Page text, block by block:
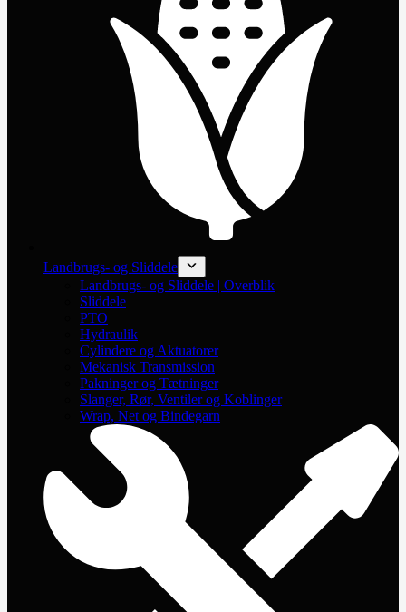
Landbrugs- og Sliddele
Landbrugs- og Sliddele | Overblik
Sliddele
PTO
Hydraulik
Cylindere og Aktuatorer
Mekanisk Transmission
Pakninger og Tætninger
Slanger, Rør, Ventiler og Koblinger
Wrap, Net og Bindegarn